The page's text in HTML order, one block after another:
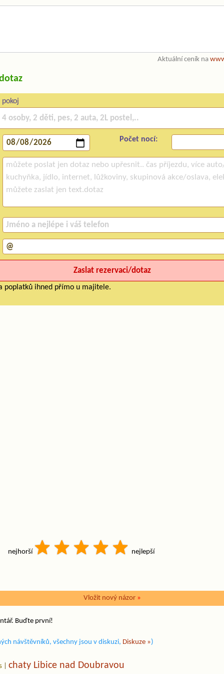
Aktuální ceník na
Počet nocí:
poplatků ihned přímo u majitele.
nejhorší nejlepší
Vložit nový názor »
Buďte první!
návštěvníků, všechny jsou v diskuzi, Diskuze »)
|chaty Libice nad Doubravou